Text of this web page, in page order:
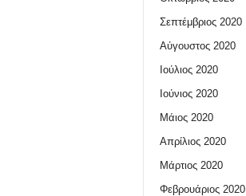
Σεπτέμβριος 2020
Αύγουστος 2020
Ιούλιος 2020
Ιούνιος 2020
Μάιος 2020
Απρίλιος 2020
Μάρτιος 2020
Φεβρουάριος 2020